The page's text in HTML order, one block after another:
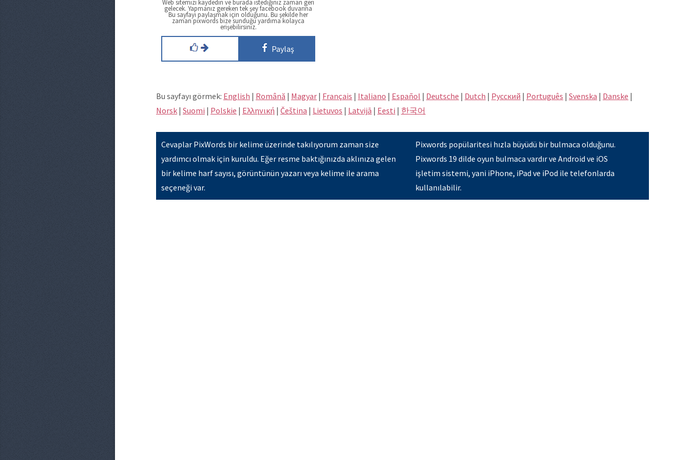
Web sitemizi kaydedin ve burada istediğiniz zaman geri
gelecek. Yapmanız gereken tek şey facebook duvarına
Bu sayfayı paylaşmak için olduğunu. Bu şekilde her
zaman pixwords bize sunduğu yardıma kolayca
erişebilirsiniz.
Paylaş
Bu sayfayı görmek: English | Română | Magyar | Français | Italiano | Español | Deutsche | Dutch | Pусский | Português | Svenska | Danske |
Norsk | Suomi | Polskie | Eλληνική | Čeština | Lietuvos | Latvijā | Eesti | 한국어
Cevaplar PixWords bir kelime üzerinde takılıyorum zaman size
yardımcı olmak için kuruldu. Eğer resme baktığınızda aklınıza gelen
bir kelime harf sayısı, görüntünün yazarı veya kelime ile arama
seçeneği var.
Pixwords popülaritesi hızla büyüdü bir bulmaca olduğunu.
Pixwords 19 dilde oyun bulmaca vardır ve Android ve iOS
işletim sistemi, yani iPhone, iPad ve iPod ile telefonlarda
kullanılabilir.